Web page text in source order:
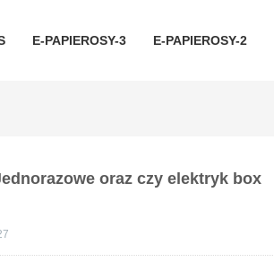
E-PAPIEROSY-3 E-PAPIEROSY-2
oraz czy elektryk box